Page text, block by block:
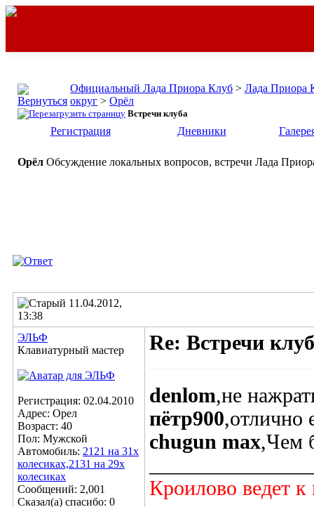
Официальный Лада Приора Клуб > Лада Приора
округ > Орёл
Встречи клуба
Регистрация Дневники
Орёл Обсуждение локальных вопросов, встречи Лада
11.04.2012,
13:38
ЭЛЬФ
Клавиатурный мастер
Регистрация: 02.04.2010
Адрес: Орел
Возраст: 40
Пол: Мужской
Автомобиль: 2121 на 31х
колесиках,2131 на 29х
колесиках
Сообщений: 2,001
Сказал(а) спасибо: 0
Re: Встречи
denlom,не
пётр900,отлично
chugun max,Чем
Кроилово ведет к